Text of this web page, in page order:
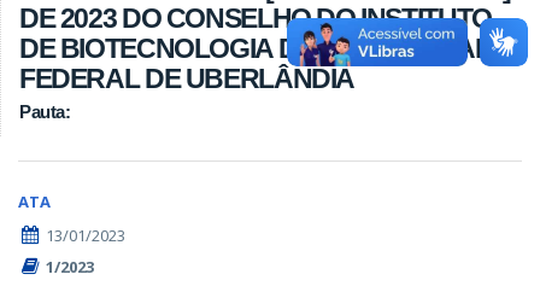
DE 2023 DO CONSELHO DO INSTITUTO
DE BIOTECNOLOGIA DA UNIVERSIDADE
FEDERAL DE UBERLÂNDIA
Pauta:
ATA
13/01/2023
1/2023